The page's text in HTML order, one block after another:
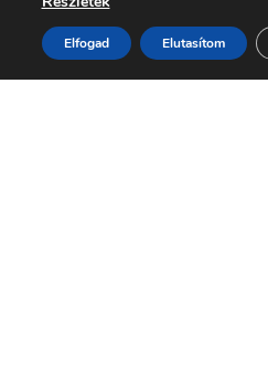
helyzetben
Akárköltözés,nagytakarítás,
Elfogad Elutasítom